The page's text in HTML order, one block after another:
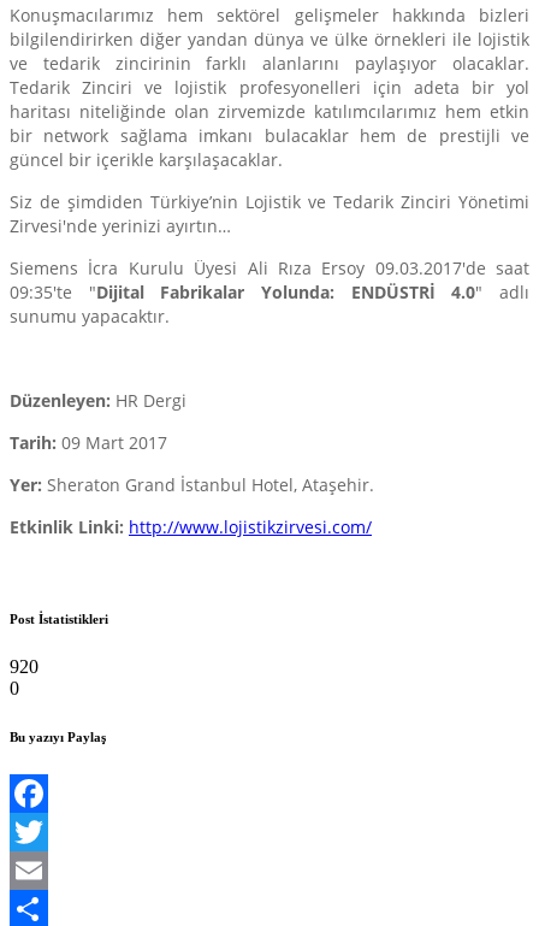
Konuşmacılarımız hem sektörel gelişmeler hakkında bizleri
bilgilendirirken diğer yandan dünya ve ülke örnekleri ile lojistik
ve tedarik zincirinin farklı alanlarını paylaşıyor olacaklar.
Tedarik Zinciri ve lojistik profesyonelleri için adeta bir yol
haritası niteliğinde olan zirvemizde katılımcılarımız hem etkin
bir network sağlama imkanı bulacaklar hem de prestijli ve
güncel bir içerikle karşılaşacaklar.
Siz de şimdiden Türkiye’nin Lojistik ve Tedarik Zinciri Yönetimi
Zirvesi'nde yerinizi ayırtın…
Siemens İcra Kurulu Üyesi Ali Rıza Ersoy 09.03.2017'de saat
09:35'te "Dijital Fabrikalar Yolunda: ENDÜSTRİ 4.0" adlı
sunumu yapacaktır.
Düzenleyen: HR Dergi
Tarih: 09 Mart 2017
Yer: Sheraton Grand İstanbul Hotel, Ataşehir.
Etkinlik Linki: http://www.lojistikzirvesi.com/
Post İstatistikleri
920
0
Bu yazıyı Paylaş
Facebook
Twitter
Email